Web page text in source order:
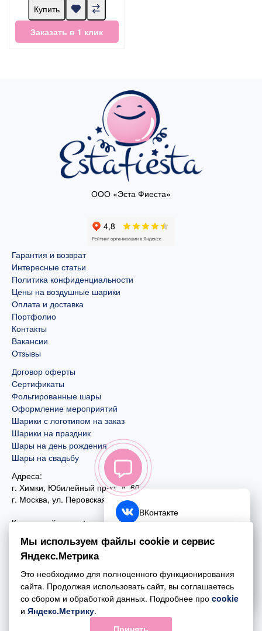
Купить
Заказать в 1 клик
ООО «Эста Фиеста»
Гарантия и возврат
Интересные статьи
Политика конфиденциальности
Цены на воздушные шарики
Оплата и доставка
Портфолио
Контакты
Вакансии
Отзывы
Договор оферты
Сертификаты
Фольгированные шары
Оформление мероприятий
Шарики с логотипом на заказ
Шарики на праздник
Шары на день рождения
Шары на свадьбу
Адреса:
г. Химки, Юбилейный пр-кт, д. 60
г. Москва, ул. Перовская, д. 59
Контактный номер:
+7 (495) 970-44-75
Почта:
mail@esta-fiesta.ru
Режим работы интернет-магазина:
ПН-ВС с 09:00 до 21:00
ВКонтакте
Telegram
Обратный звонок
Мы используем файлы cookie и сервис
Яндекс.Метрика
Это необходимо для полноценного функционирования
сайта. Продолжая использовать сайт, вы соглашаетесь
со сбором и обработкой данных. Подробнее про cookie
и Яндекс.Метрику.
Принять